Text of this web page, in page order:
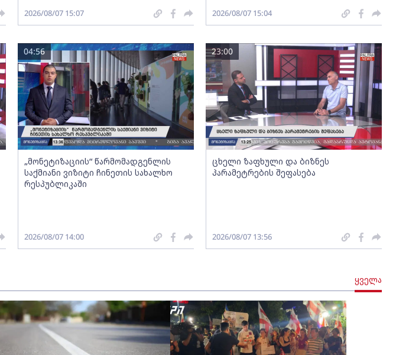
2026/08/07 15:07 2026/08/07 15:04
„მონეტიზაციის“ წარმომადგენლის
საქმიანი ვიზიტი ჩინეთის სახალხო
რესპუბლიკაში
04:56
2026/08/07 14:00
ცხელი ზაფხული და ბიზნეს
პარამეტრების შეფასება
23:00
2026/08/07 13:56
ყველა